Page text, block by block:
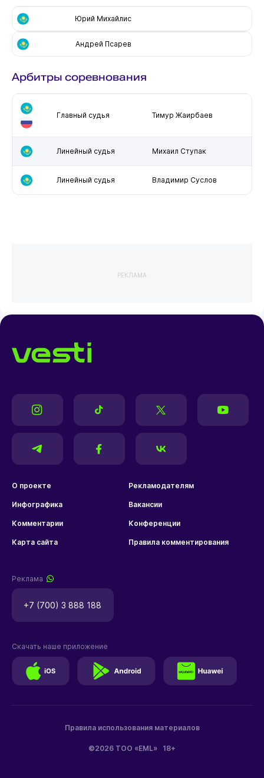
Юрий Михайлис
Андрей Псарев
Арбитры соревнования
Главный судья Тимур Жаирбаев
Линейный судья Михаил Ступак
Линейный судья Владимир Суслов
РЕКЛАМА
О проекте Рекламодателям
Инфографика Вакансии
Комментарии Конференции
Карта сайта Правила комментирования
Реклама
+7 (700) 3 888 188
©2026 ТОО «EML» 18+
Правила использования материалов
Скачать наше приложение